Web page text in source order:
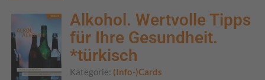
Alkohol. Wertvolle Tipps
für Ihre Gesundheit.
*türkisch
Kategorie: (Info-)Cards